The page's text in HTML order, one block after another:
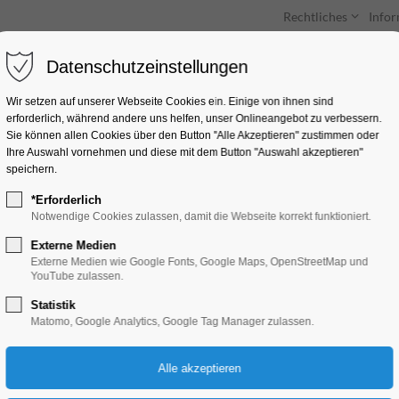
Rechtliches
Unterkünfte Entdecken & Erleben
in der
Kinder, Jugend, Kunst,
28.10.2025, 09:00–18:00
Datenschutzeinstellungen
Wir setzen auf unserer Webseite Cookies ein. Einige von ihnen sind
erforderlich, während andere uns helfen, unser Onlineangebot zu verbessern.
Sie können allen Cookies über den Button "Alle Akzeptieren" zustimmen oder
Ihre Auswahl vornehmen und diese mit dem Button "Auswahl akzeptieren"
speichern.
*Erforderlich
Notwendige Cookies zulassen, damit die Webseite korrekt funktioniert.
Externe Medien
Externe Medien wie Google Fonts, Google Maps, OpenStreetMap und
YouTube zulassen.
Statistik
Matomo, Google Analytics, Google Tag Manager zulassen.